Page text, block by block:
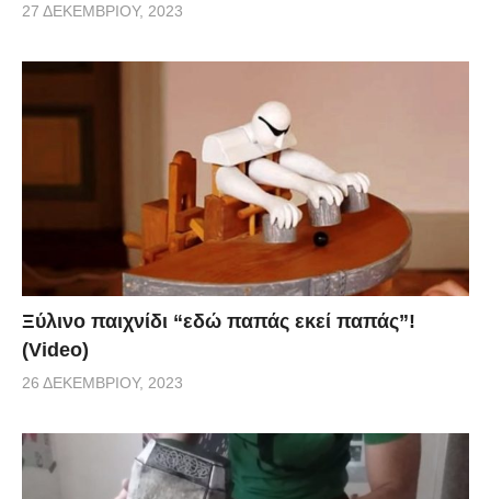
27 ΔΕΚΕΜΒΡΊΟΥ, 2023
Ξύλινο παιχνίδι “εδώ παπάς εκεί παπάς”!
(Video)
26 ΔΕΚΕΜΒΡΊΟΥ, 2023